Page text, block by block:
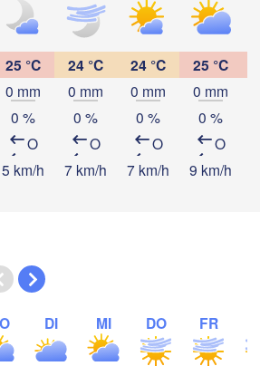
25 °C
0 mm
0 %
O
5 km/h
24 °C
0 mm
0 %
O
7 km/h
24 °C
0 mm
0 %
O
7 km/h
25 °C
0 mm
0 %
O
9 km/h
DI MI DO FR
07. Aug
07:00 08 09 :00 10 :00
App herunterladen
Ciudad de
Guatemala
Tapachula
GUATEMALA
San Pedro Sula
San Salvador